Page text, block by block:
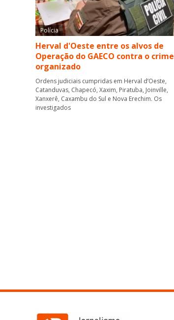
Polícia
Herval d'Oeste entre os alvos de
Operação do GAECO contra o crime
organizado
Ordens judiciais cumpridas em Herval d’Oeste,
Catanduvas, Chapecó, Xaxim, Piratuba, Joinville,
Xanxerê, Caxambu do Sul e Nova Erechim. Os
investigados